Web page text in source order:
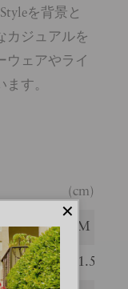
を背景と
カジュアルを
ウェアやライ
す。
(cm)
M
71.5